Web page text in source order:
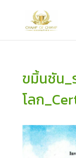
ขมิ้นชัน_
โลก